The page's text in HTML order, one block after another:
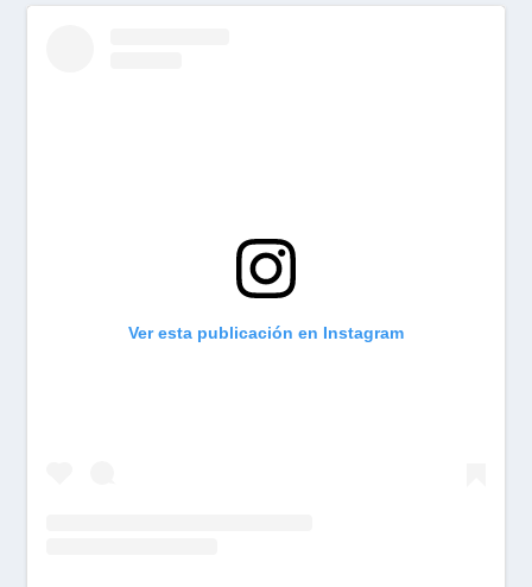
Ver esta publicación en Instagram